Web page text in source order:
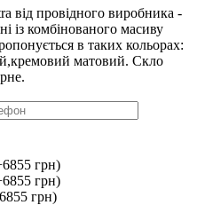
від провідного виробника -
із комбінованого масиву
в таких кольорах:
матовий. Скло
грн)
грн)
грн)